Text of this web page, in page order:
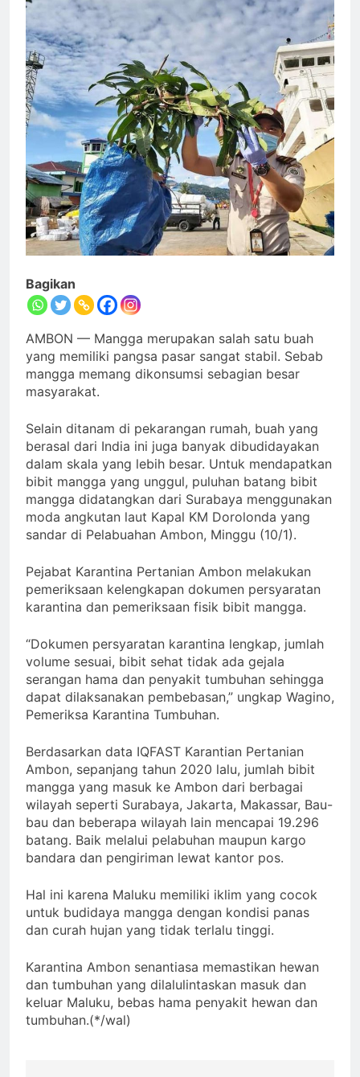
Bagikan
AMBON — Mangga merupakan salah satu buah
yang memiliki pangsa pasar sangat stabil. Sebab
mangga memang dikonsumsi sebagian besar
masyarakat.
Selain ditanam di pekarangan rumah, buah yang
berasal dari India ini juga banyak dibudidayakan
dalam skala yang lebih besar. Untuk mendapatkan
bibit mangga yang unggul, puluhan batang bibit
mangga didatangkan dari Surabaya menggunakan
moda angkutan laut Kapal KM Dorolonda yang
sandar di Pelabuahan Ambon, Minggu (10/1).
Pejabat Karantina Pertanian Ambon melakukan
pemeriksaan kelengkapan dokumen persyaratan
karantina dan pemeriksaan fisik bibit mangga.
“Dokumen persyaratan karantina lengkap, jumlah
volume sesuai, bibit sehat tidak ada gejala
serangan hama dan penyakit tumbuhan sehingga
dapat dilaksanakan pembebasan,” ungkap Wagino,
Pemeriksa Karantina Tumbuhan.
Berdasarkan data IQFAST Karantian Pertanian
Ambon, sepanjang tahun 2020 lalu, jumlah bibit
mangga yang masuk ke Ambon dari berbagai
wilayah seperti Surabaya, Jakarta, Makassar, Bau-
bau dan beberapa wilayah lain mencapai 19.296
batang. Baik melalui pelabuhan maupun kargo
bandara dan pengiriman lewat kantor pos.
Hal ini karena Maluku memiliki iklim yang cocok
untuk budidaya mangga dengan kondisi panas
dan curah hujan yang tidak terlalu tinggi.
Karantina Ambon senantiasa memastikan hewan
dan tumbuhan yang dilalulintaskan masuk dan
keluar Maluku, bebas hama penyakit hewan dan
tumbuhan.(*/wal)